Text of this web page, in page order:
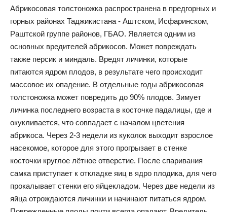
Абрикосовая толстоножка распространена в предгорных и
горных районах Таджикистана - Аштском, Исфаринском,
Раштской группе районов, ГБАО. Является одним из
основных вредителей абрикосов. Может повреждать
также персик и миндаль. Вредят личинки, которые
питаются ядром плодов, в результате чего происходит
массовое их опадение. В отдельные годы абрикосовая
толстоножка может повредить до 90% плодов. Зимует
личинка последнего возраста в косточке падалицы, где и
окукливается, что совпадает с началом цветения
абрикоса. Через 2-3 недели из куколок выходит взрослое
насекомое, которое для этого прогрызает в стенке
косточки круглое лётное отверстие. После спаривания
самка приступает к откладке яиц в ядро плодика, для чего
прокалывает стенки его яйцекладом. Через две недели из
яйца отрождаются личинки и начинают питаться ядром.